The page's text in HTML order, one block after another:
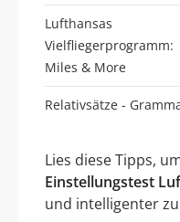
Lufthansas
Vielfliegerprogramm:
Miles & More
Relativsätze -
Lies diese Tipps,
Einstellungstest
und intelligenter